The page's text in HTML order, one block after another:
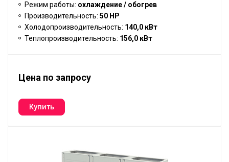
Режим работы: охлаждение / обогрев
Производительность: 50 HP
Холодопроизводительность: 140,0 кВт
Теплопроизводительность: 156,0 кВт
Цена по запросу